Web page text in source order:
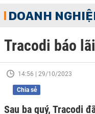
DOANH
Tracodi báo
14:56 | 29/10/2023
Chia sẻ
Sau ba quý, Tracodi